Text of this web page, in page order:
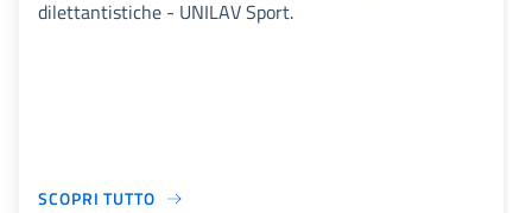
dilettantistiche - UNILAV Sport.
SCOPRI TUTTO